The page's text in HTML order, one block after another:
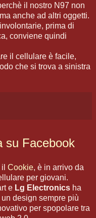
il nostro N97 non
anche ad altri oggetti.
prima di
conviene quindi
il cellulare è facile,
che si trova a sinistra
su Facebook
Cookie, è in arrivo da
per giovani.
e Lg Electronics ha
design sempre più
per spopolare tra